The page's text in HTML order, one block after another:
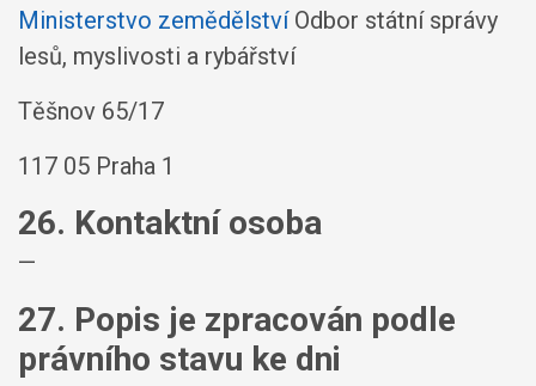
Ministerstvo zemědělství Odbor státní správy
lesů, myslivosti a rybářství
Těšnov 65/17
117 05 Praha 1
26. Kontaktní osoba
—
27. Popis je zpracován podle
právního stavu ke dni